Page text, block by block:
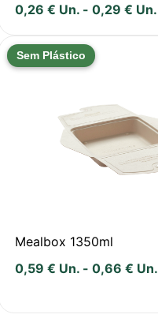
0,26€ Un. -0,29€ Un.
Sem Plástico
Mealbox 1350ml
0,59€ Un. -0,66€ Un.